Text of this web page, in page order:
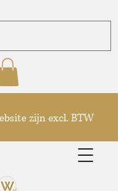
zijn excl. BTW